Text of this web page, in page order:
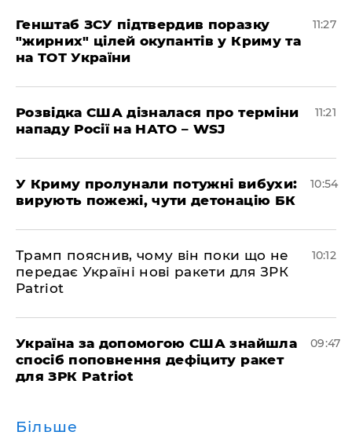
Генштаб ЗСУ підтвердив поразку
"жирних" цілей окупантів у Криму та
на ТОТ України
11:27
Розвідка США дізналася про терміни
нападу Росії на НАТО – WSJ
11:21
У Криму пролунали потужні вибухи:
вирують пожежі, чути детонацію БК
10:54
Трамп пояснив, чому він поки що не
передає Україні нові ракети для ЗРК
Patriot
10:12
Україна за допомогою США знайшла
спосіб поповнення дефіциту ракет
для ЗРК Patriot
09:47
Більше